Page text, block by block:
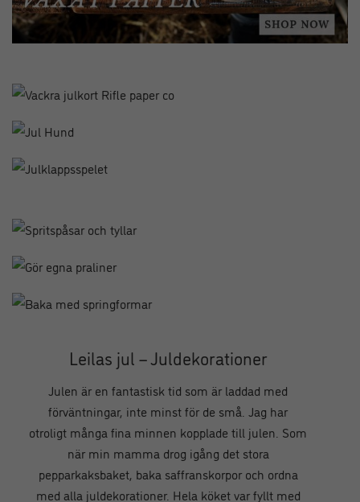
Leilas jul – Juldekorationer
Julen är en fantastisk tid som är laddad med
förväntningar, inte minst för de små. Jag har
otroligt många fina minnen kopplade till julen. Som
när min mamma drog igång det stora
pepparkaksbaket, baka saffranskorpor och ordna
med alla juldekorationer. Hela köket var fyllt med